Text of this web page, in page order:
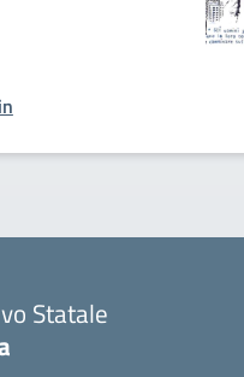
Statale